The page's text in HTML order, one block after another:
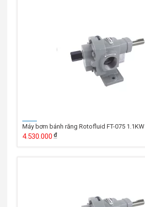
Máy bơm bánh răng Rotofluid FT-075 1.1KW
4.530.000